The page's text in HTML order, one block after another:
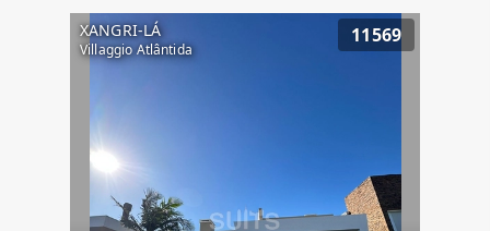
XANGRI-LÁ
Villaggio Atlântida
11569